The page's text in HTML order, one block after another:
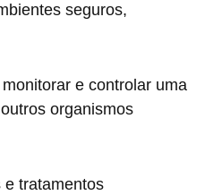
seguros,
e controlar uma
organismos
e tratamentos